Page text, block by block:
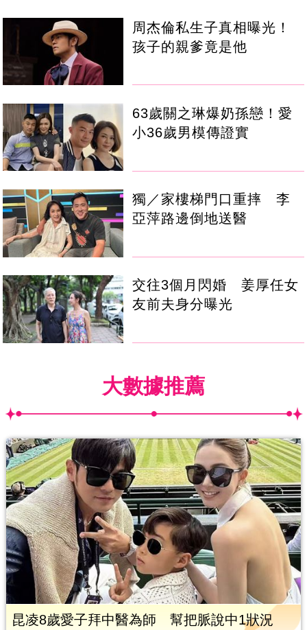
周杰倫私生子真相曝光！
孩子的親爹竟是他
63歲關之琳爆奶孫戀！愛
小36歲男模傳證實
獨／家樓梯門口重摔 李
亞萍路邊倒地送醫
交往3個月閃婚 姜厚任女
友前夫身分曝光
大數據推薦
昆凌8歲愛子拜中醫為師 幫把脈說中1狀況